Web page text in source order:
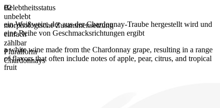
Belebtheitsstatus
unbelebt
morphologische Zusammensetzung
einfach
zählbar
Pluralform
Chardonnays
02
ein Weißwein,der aus der Chardonnay-Traube hergestellt wird und
eine Reihe von Geschmacksrichtungen ergibt
a white wine made from the Chardonnay grape, resulting in a range
of flavors that often include notes of apple, pear, citrus, and tropical
fruit